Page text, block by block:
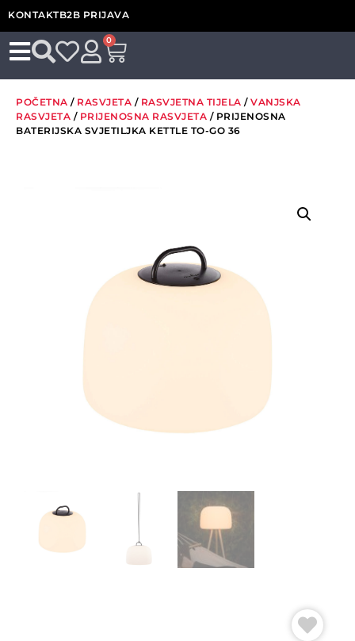
KONTAKTB2B PRIJAVA
0
POČETNA / RASVJETA / RASVJETNA TIJELA / VANJSKA
RASVJETA / PRIJENOSNA RASVJETA / PRIJENOSNA
BATERIJSKA SVJETILJKA KETTLE TO-GO 36